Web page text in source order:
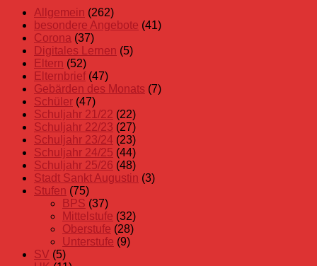
Digitales
Lernen
Eltern
Elternbrief
Allgemein (262)
besondere Angebote (41)
Corona (37)
Digitales Lernen (5)
Eltern (52)
Elternbrief(47)
Gebärden des Monats (7)
Schüler (47)
Schuljahr 21/22 (22)
Schuljahr 22/23 (27)
Schuljahr 23/24 (23)
Schuljahr 24/25 (44)
Schuljahr 25/26 (48)
Stadt Sankt Augustin (3)
Stufen (75)
BPS (37)
Mittelstufe (32)
Oberstufe (28)
Unterstufe (9)
SV (5)